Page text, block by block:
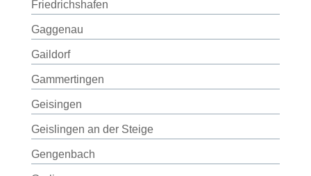
Friedrichshafen
Gaggenau
Gaildorf
Gammertingen
Geisingen
Geislingen an der Steige
Gengenbach